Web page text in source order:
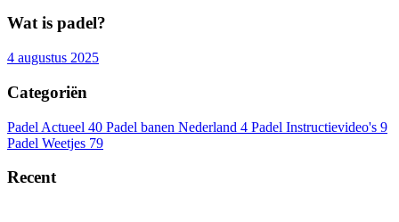
Wat is padel?
4 augustus 2025
Categoriën
Padel Actueel 40 Padel banen Nederland 4 Padel Instructievideo's 9
Padel Weetjes 79
Recent